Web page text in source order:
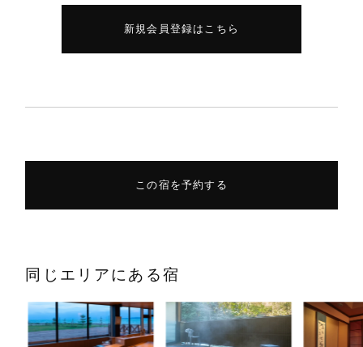
新規会員登録はこちら
この宿を予約する
同じエリアにある宿